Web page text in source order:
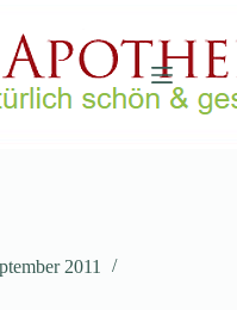
2011